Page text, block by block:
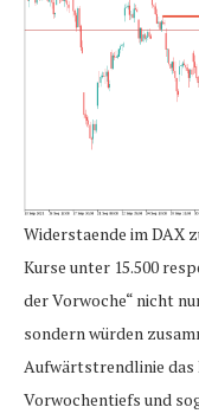
Widerstaende im DAX
Kurse unter 15.500
der Vorwoche“ nicht
sondern würden
Aufwärtstrendlinie das
Vorwochentiefs und